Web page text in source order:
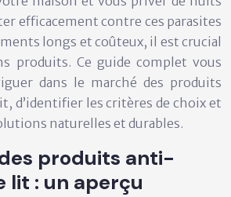
efficacement contre ces parasites
longs et coûteux, il est crucial
produits. Ce guide complet vous
dans le marché des produits
d’identifier les critères de choix et
naturelles et durables.
produits anti-
lit : un aperçu